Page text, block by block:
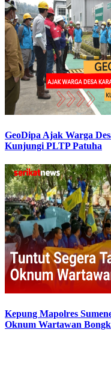
GeoDipa Ajak Warga
Kunjungi PLTP Patuha
Kepung Mapolres
Oknum Wartawan